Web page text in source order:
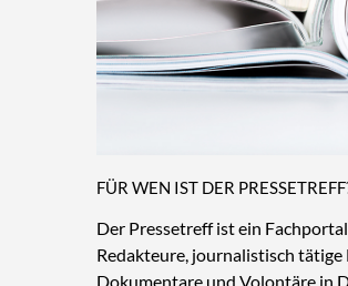
FÜR WEN IST DER
Der Pressetreff ist ein
Redakteure, journalistisch
Dokumentare und Volontäre in